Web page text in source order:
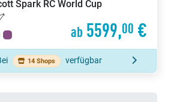
Spark RC World Cup
ab 5599,00 €
14 Shops verfügbar